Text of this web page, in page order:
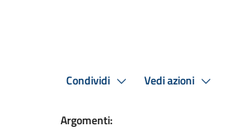
Condividi Vedi azioni
Argomenti: